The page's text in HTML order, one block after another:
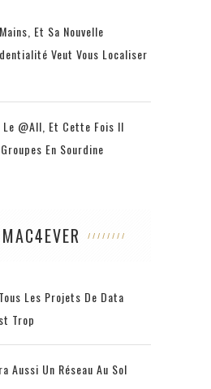
Et Sa Nouvelle
Veut Vous Localiser
@all, Et Cette Fois Il
En Sourdine
MAC4EVER
Les Projets De Data
Trop
Aussi Un Réseau Au Sol